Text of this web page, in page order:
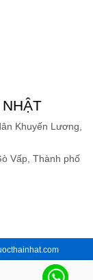
Khuyến Lương,
Vấp, Thành phố